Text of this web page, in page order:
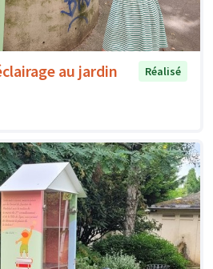
au jardin
Réalisé